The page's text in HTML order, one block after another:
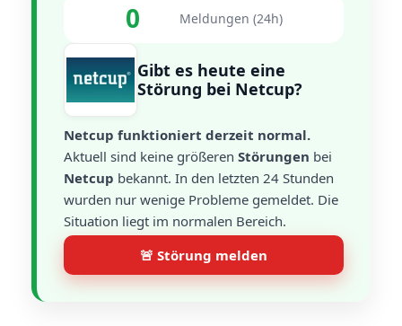
0 Meldungen (24h)
Gibt es heute eine
Störung bei Netcup?
Netcup funktioniert derzeit normal.
Aktuell sind keine größeren Störungen bei
Netcup bekannt. In den letzten 24 Stunden
wurden nur wenige Probleme gemeldet. Die
Situation liegt im normalen Bereich.
🚨 Störung melden